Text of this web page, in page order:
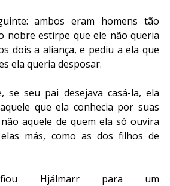
ambos eram homens tão
nobre estirpe que ele não queria
dois a aliança, e pediu a ela que
ela queria desposar.
se seu pai desejava casá-la, ela
que ela conhecia por suas
aquele de quem ela só ouvira
más, como as dos filhos de